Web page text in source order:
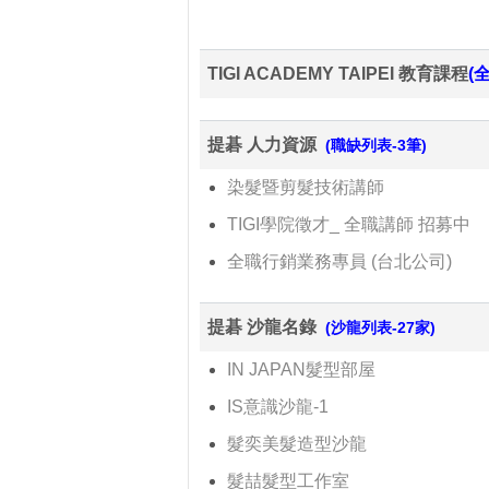
TIGI ACADEMY TAIPEI 教育課程(
提碁 人力資源 (職缺列表-3筆)
染髮暨剪髮技術講師
TIGI學院徵才_ 全職講師 招募中
全職行銷業務專員 (台北公司)
提碁 沙龍名錄 (沙龍列表-27家)
IN JAPAN髮型部屋
IS意識沙龍-1
髮奕美髮造型沙龍
髮喆髮型工作室